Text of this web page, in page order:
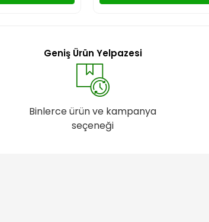
Geniş Ürün Yelpazesi
Binlerce ürün ve kampanya
seçeneği